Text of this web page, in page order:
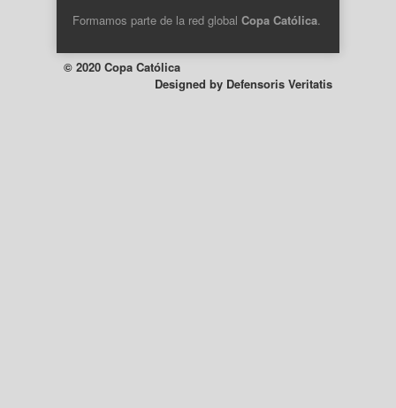
Formamos parte de la red global Copa Católica.
© 2020 Copa Católica
Designed by Defensoris Veritatis